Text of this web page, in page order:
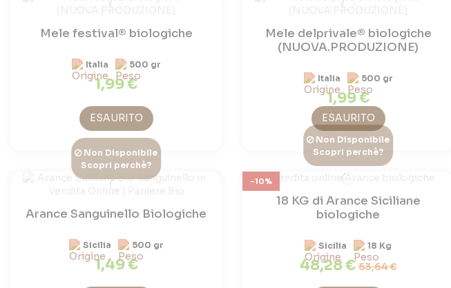
Mele festival® biologiche
Italia 500 gr
1,99 €
ESAURITO
Mele delprivale® biologiche
(NUOVA.PRODUZIONE)
Italia 500 gr
1,99 €
ESAURITO
Non Disponibile
Scopri perchè?
Arance Sanguinello Biologiche
Sicilia 500 gr
1,49 €
-10%
Non Disponibile
Scopri perchè?
18 KG di Arance Siciliane
biologiche
Sicilia 18 Kg
48,28 €53,64 €